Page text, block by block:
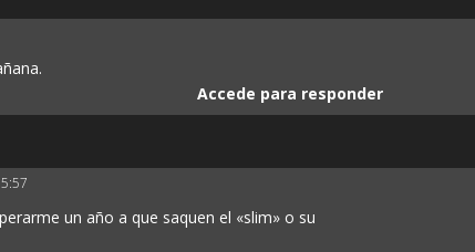
Accede para responder
un año a que saquen el «slim» o su